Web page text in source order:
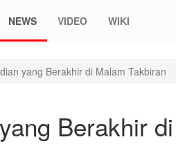
NEWS VIDEO WIKI
yang Berakhir di Malam Takbiran
Berakhir